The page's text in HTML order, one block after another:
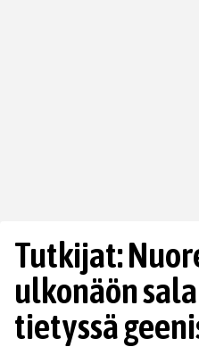
Tutkijat:
ulkonäön
tietyssä